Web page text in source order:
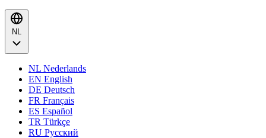
NL
NL Nederlands
EN English
DE Deutsch
FR Français
ES Español
TR Türkçe
RU Русский